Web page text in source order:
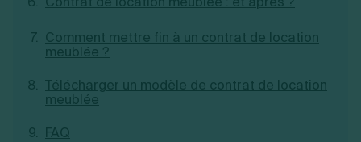
Comment mettre fin à un contrat de location
meublée ?
Télécharger un modèle de contrat de location
meublée
FAQ